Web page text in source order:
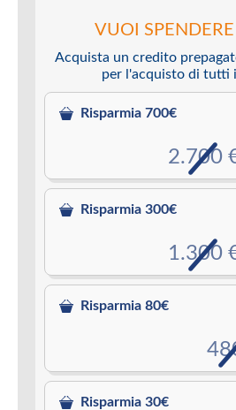
VUOI
Acquista un credito
per l'acquisto di tutti
Risparmia 700€
Risparmia 300€
Risparmia 80€
Risparmia 30€